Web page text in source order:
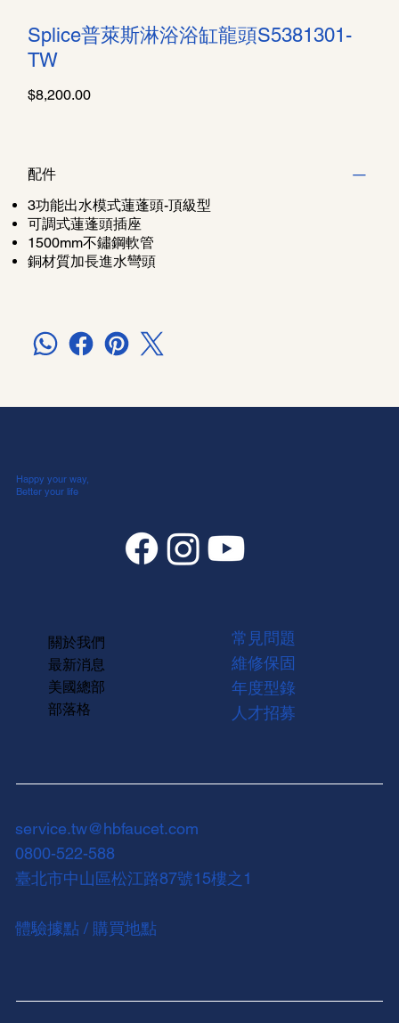
Splice普萊斯淋浴浴缸龍頭S5381301-
TW
價
格
$8,200.00
配件
3功能出水模式蓮蓬頭-頂級型
可調式蓮蓬頭插座
1500mm不鏽鋼軟管
銅材質加長進水彎頭
service.tw@hbfaucet.com
0800-522-588
臺北市中山區松江路87號15樓之1
體驗據點 / 購買地點
Happy your way,
Better your life
關於我們
最新消息
美國總部
部落格
常見問題
維修保固
年度型錄
人才招募